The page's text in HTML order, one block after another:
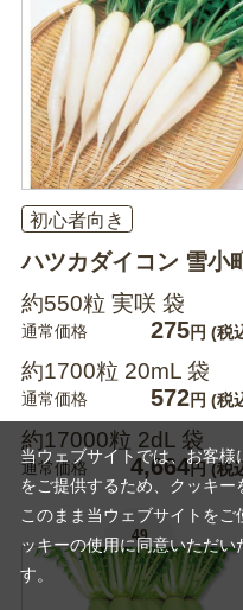
初心者向き
ハツカダイコン 雪小
約550粒 実咲 袋
通常価格 275円 (税
約1700粒 20mL 袋
通常価格 572円 (税
約17000粒 2dL 袋
通常価格 4,664円(税
49
当ウェブサイトでは、お客様
をご提供するため、クッキー
このまま当ウェブサイトをご
ッキーの使用に同意いただ
す。